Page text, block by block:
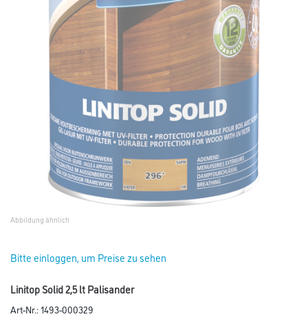
Abbildung ähnlich
Bitte einloggen, um Preise zu sehen
Linitop Solid 2,5 lt Palisander
Art-Nr.:1493-000329